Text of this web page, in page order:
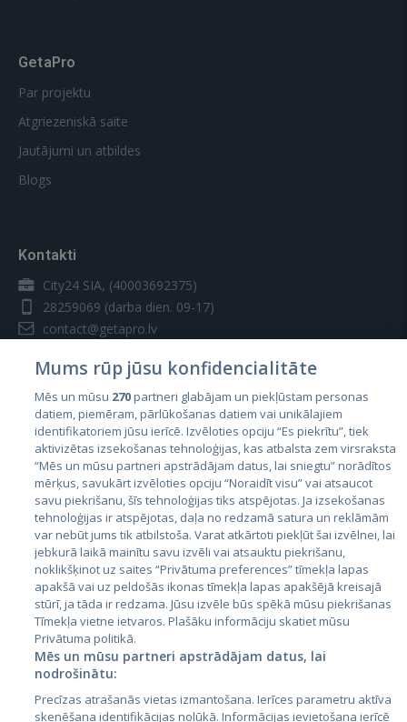
GetaPro
Par projektu
Atgriezeniskā saite
Jautājumi un atbildes
Blogs
Kontakti
City24 SIA, (40003692375)
28259069 (darba dien. 09-17)
contact@getapro.lv
Valstis
Igaunija
Latvija
Lietuva
City24.lv
City24.ee
CVbankas.lt
Kainos.lt
Mums rūp jūsu konfidencialitāte
Mēs un mūsu 270partneri glabājam un piekļūstam personas
datiem, piemēram, pārlūkošanas datiem vai unikālajiem
identifikatoriem jūsu ierīcē. Izvēloties opciju “Es piekrītu”, tiek
aktivizētas izsekošanas tehnoloģijas, kas atbalsta zem virsraksta
“Mēs un mūsu partneri apstrādājam datus, lai sniegtu” norādītos
mērķus, savukārt izvēloties opciju “Noraidīt visu” vai atsaucot
savu piekrišanu, šīs tehnoloģijas tiks atspējotas. Ja izsekošanas
tehnoloģijas ir atspējotas, daļa no redzamā satura un reklāmām
var nebūt jums tik atbilstoša. Varat atkārtoti piekļūt šai izvēlnei, lai
jebkurā laikā mainītu savu izvēli vai atsauktu piekrišanu,
noklikšķinot uz saites “Privātuma preferences” tīmekļa lapas
apakšā vai uz peldošās ikonas tīmekļa lapas apakšējā kreisajā
stūrī, ja tāda ir redzama. Jūsu izvēle būs spēkā mūsu piekrišanas
Tīmekļa vietne ietvaros. Plašāku informāciju skatiet mūsu
Privātuma politikā.
Mēs un mūsu partneri apstrādājam datus, lai
nodrošinātu:
Precīzas atrašanās vietas izmantošana. Ierīces parametru aktīva
skenēšana identifikācijas nolūkā. Informācijas ievietošana ierīcē